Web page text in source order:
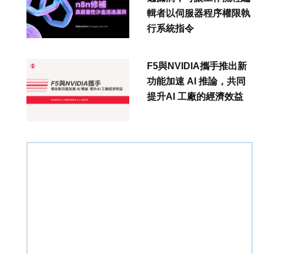
輯者以伺服器程序權限執
行系統指令
F5與NVIDIA攜手推出新
功能加速 AI 推論，共同
提升AI 工廠的經濟效益